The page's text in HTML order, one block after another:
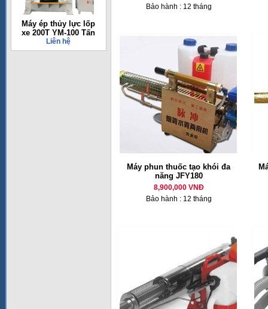
Máy ép thủy lực lốp
xe 200T YM-100 Tấn
Liên hệ
Bảo hành : 12 tháng
Máy phun thuốc tạo khói đa
năng JFY180
8,900,000 VNĐ
Bảo hành : 12 tháng